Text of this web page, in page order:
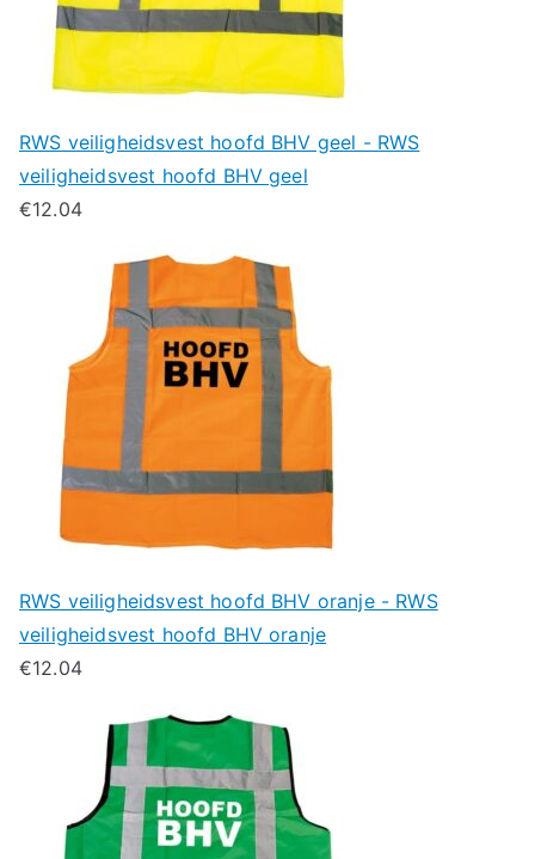
RWS veiligheidsvest hoofd BHV geel - RWS
veiligheidsvest hoofd BHV geel
€12.04
RWS veiligheidsvest hoofd BHV oranje - RWS
veiligheidsvest hoofd BHV oranje
€12.04